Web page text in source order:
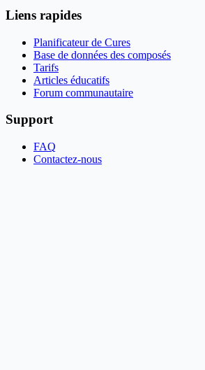
Liens rapides
Planificateur de Cures
Base de données des composés
Tarifs
Articles éducatifs
Forum communautaire
Support
FAQ
Contactez-nous